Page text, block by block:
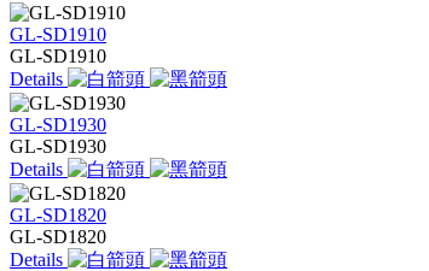
GL-SD1910
GL-SD1910
Details
GL-SD1930
GL-SD1930
Details
GL-SD1820
GL-SD1820
Details